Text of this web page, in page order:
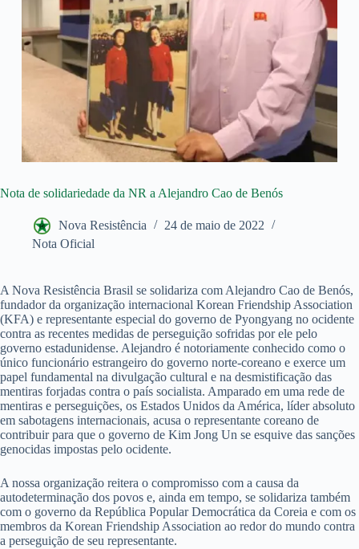
Nota de solidariedade da NR a Alejandro Cao de Benós
Nova Resistência
24 de maio de 2022
Nota Oficial
A Nova Resistência Brasil se solidariza com Alejandro Cao de Benós,
fundador da organização internacional Korean Friendship Association
(KFA) e representante especial do governo de Pyongyang no ocidente
contra as recentes medidas de perseguição sofridas por ele pelo
governo estadunidense. Alejandro é notoriamente conhecido como o
único funcionário estrangeiro do governo norte-coreano e exerce um
papel fundamental na divulgação cultural e na desmistificação das
mentiras forjadas contra o país socialista. Amparado em uma rede de
mentiras e perseguições, os Estados Unidos da América, líder absoluto
em sabotagens internacionais, acusa o representante coreano de
contribuir para que o governo de Kim Jong Un se esquive das sanções
genocidas impostas pelo ocidente.
A nossa organização reitera o compromisso com a causa da
autodeterminação dos povos e, ainda em tempo, se solidariza também
com o governo da República Popular Democrática da Coreia e com os
membros da Korean Friendship Association ao redor do mundo contra
a perseguição de seu representante.